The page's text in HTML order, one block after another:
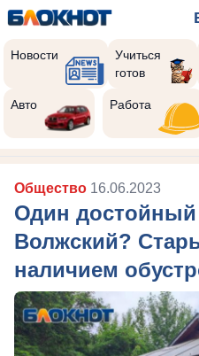
Новости
Учиться
готов
Авто Работа
Общество 16.06.2023
Один достойный
Волжский?
наличием